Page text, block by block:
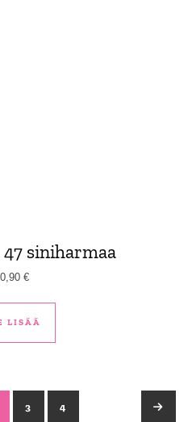
siniharmaa
€
LISÄÄ
3 4